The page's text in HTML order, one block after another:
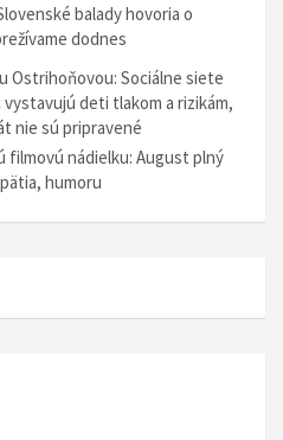
balady hovoria o
dodnes
Ostrihoňovou: Sociálne siete
deti tlakom a rizikám,
nie sú pripravené
filmovú nádielku: August plný
humoru